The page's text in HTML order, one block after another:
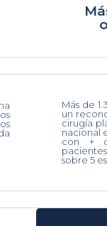
Más de
un
cirugía
nacional
con +
sobre 5